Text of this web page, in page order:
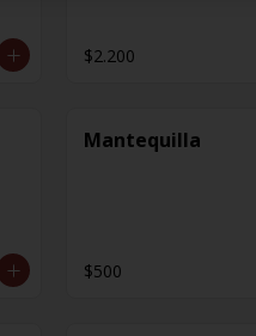
$2.200
Mantequilla
$500